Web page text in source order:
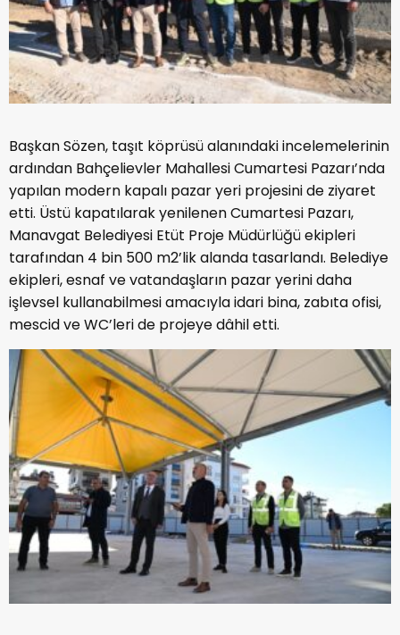
Başkan Sözen, taşıt köprüsü alanındaki incelemelerinin
ardından Bahçelievler Mahallesi Cumartesi Pazarı’nda
yapılan modern kapalı pazar yeri projesini de ziyaret
etti. Üstü kapatılarak yenilenen Cumartesi Pazarı,
Manavgat Belediyesi Etüt Proje Müdürlüğü ekipleri
tarafından 4 bin 500 m2’lik alanda tasarlandı. Belediye
ekipleri, esnaf ve vatandaşların pazar yerini daha
işlevsel kullanabilmesi amacıyla idari bina, zabıta ofisi,
mescid ve WC’leri de projeye dâhil etti.